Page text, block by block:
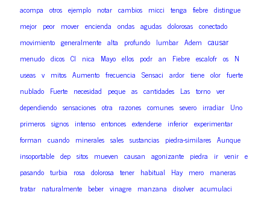
acompa otros ejemplo notar cambios micci tenga fiebre distingue
mejor peor mover encienda ondas agudas dolorosas conectado
movimiento generalmente alta profundo lumbar Adem causar
menudo dicos Cl nica Mayo ellos podr an Fiebre escalofr os N
useas v mitos Aumento frecuencia Sensaci ardor tiene olor fuerte
nublado Fuerte necesidad peque as cantidades Las torno ver
dependiendo sensaciones otra razones comunes severo irradiar Uno
primeros signos intenso entonces extenderse inferior experimentar
forman cuando minerales sales sustancias piedra-similares Aunque
insoportable dep sitos mueven causan agonizante piedra ir venir e
pasando turbia rosa dolorosa tener habitual Hay mero maneras
tratar naturalmente beber vinagre manzana disolver acumulaci